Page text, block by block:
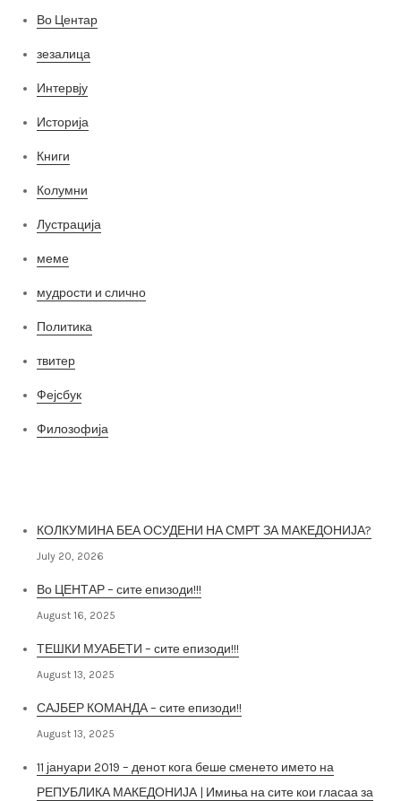
Во Центар
зезалица
Интервју
Историја
Книги
Колумни
Лустрација
меме
мудрости и слично
Политика
твитер
Фејсбук
Филозофија
КОЛКУМИНА БЕА ОСУДЕНИ НА СМРТ ЗА МАКЕДОНИЈА?
July 20, 2026
Во ЦЕНТАР – сите епизоди!!!
August 16, 2025
ТЕШКИ МУАБЕТИ – сите епизоди!!!
August 13, 2025
САЈБЕР КОМАНДА – сите епизоди!!
August 13, 2025
11 јануари 2019 – денот кога беше сменето името на
РЕПУБЛИКА МАКЕДОНИЈА | Имиња на сите кои гласаа за